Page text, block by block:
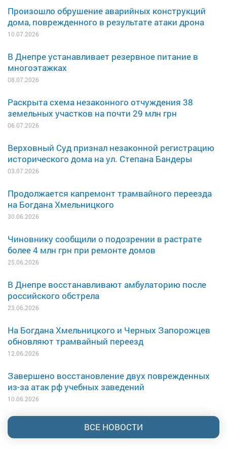
Произошло обрушение аварийных конструкций
дома, поврежденного в результате атаки дрона
10.07.2026
В Днепре устанавливает резервное питание в
многоэтажках
08.07.2026
Раскрыта схема незаконного отчуждения 38
земельных участков на почти 29 млн грн
06.07.2026
Верховный Суд признал незаконной регистрацию
исторического дома на ул. Степана Бандеры
03.07.2026
Продолжается капремонт трамвайного переезда
на Богдана Хмельницкого
30.06.2026
Чиновнику сообщили о подозрении в растрате
более 4 млн грн при ремонте домов
25.06.2026
В Днепре восстанавливают амбулаторию после
российского обстрела
23.06.2026
На Богдана Хмельницкого и Черных Запорожцев
обновляют трамвайный переезд
12.06.2026
Завершено восстановление двух поврежденных
из-за атак рф учебных заведений
10.06.2026
ВСЕ НОВОСТИ